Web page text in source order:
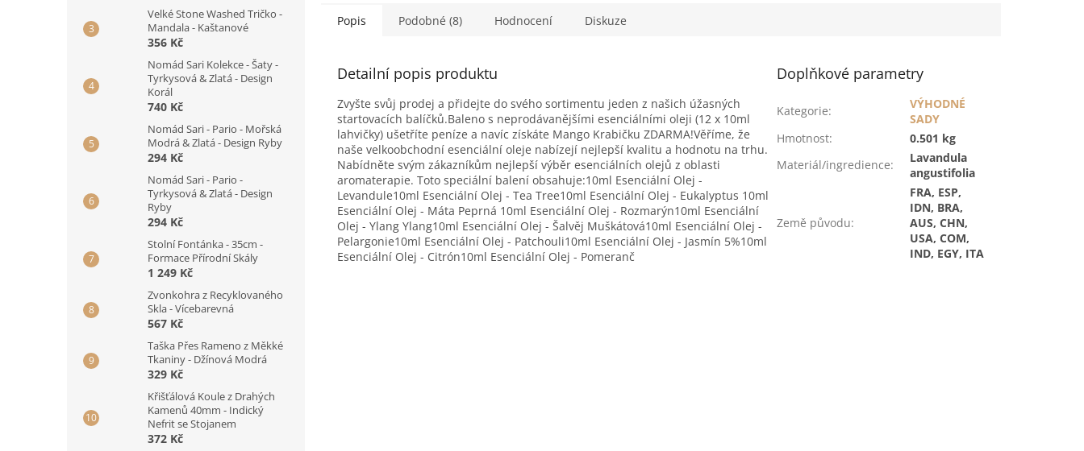
Velké Stone Washed Tričko -
Mandala - Kaštanové
356 Kč
Nomád Sari Kolekce - Šaty -
Tyrkysová & Zlatá - Design
Korál
740 Kč
Nomád Sari - Pario - Mořská
Modrá & Zlatá - Design Ryby
294 Kč
Nomád Sari - Pario -
Tyrkysová & Zlatá - Design
Ryby
294 Kč
Stolní Fontánka - 35cm -
Formace Přírodní Skály
1 249 Kč
Zvonkohra z Recyklovaného
Skla - Vícebarevná
567 Kč
Taška Přes Rameno z Měkké
Tkaniny - Džínová Modrá
329 Kč
Křišťálová Koule z Drahých
Kamenů 40mm - Indický
Nefrit se Stojanem
372 Kč
Popis Podobné (8) Hodnocení Diskuze
Detailní popis produktu
Zvyšte svůj prodej a přidejte do svého sortimentu jeden z našich úžasných
startovacích balíčků.Baleno s neprodávanějšími esenciálními oleji (12 x 10ml
lahvičky) ušetříte peníze a navíc získáte Mango Krabičku ZDARMA!Věříme, že
naše velkoobchodní esenciální oleje nabízejí nejlepší kvalitu a hodnotu na trhu.
Nabídněte svým zákazníkům nejlepší výběr esenciálních olejů z oblasti
aromaterapie. Toto speciální balení obsahuje:10ml Esenciální Olej -
Levandule10ml Esenciální Olej - Tea Tree10ml Esenciální Olej - Eukalyptus 10ml
Esenciální Olej - Máta Peprná 10ml Esenciální Olej - Rozmarýn10ml Esenciální
Olej - Ylang Ylang10ml Esenciální Olej - Šalvěj Muškátová10ml Esenciální Olej -
Pelargonie10ml Esenciální Olej - Patchouli10ml Esenciální Olej - Jasmín 5%10ml
Esenciální Olej - Citrón10ml Esenciální Olej - Pomeranč
Doplňkové parametry
Kategorie:
VÝHODNÉ
SADY
Hmotnost:
0.501 kg
Materiál/ingredience:
Lavandula
angustifolia
Země původu:
FRA, ESP,
IDN, BRA,
AUS, CHN,
USA, COM,
IND, EGY, ITA